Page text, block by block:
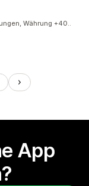
Währung +40..
App